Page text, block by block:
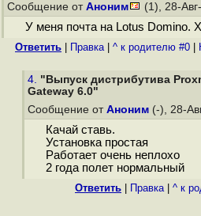
Сообщение от Аноним (1), 28-
У меня почта на Lotus Domino.
Ответить Правка| ^ к родителю #0
4. "Выпуск дистрибутива
Gateway 6.0"
Сообщение от Аноним (-), 28-
Качай ставь.
Установка простая
Работает очень неплохо
2 года полет нормальный
Ответить Правка| ^ к